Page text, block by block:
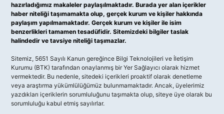
hazırladığımız makaleler paylaşılmaktadır. Burada yer alan içerikler
haber niteliği taşımamakta olup, gerçek kurum ve kişiler hakkında
paylaşım yapılmamaktadır. Gerçek kurum ve kişiler ile isim
benzerlikleri tamamen tesadüfidir. Sitemizdeki bilgiler taslak
halindedir ve tavsiye niteliği taşımazlar.
Sitemiz, 5651 Sayılı Kanun gereğince Bilgi Teknolojileri ve İletişim
Kurumu (BTK) tarafından onaylanmış bir Yer Sağlayıcı olarak hizmet
vermektedir. Bu nedenle, sitedeki içerikleri proaktif olarak denetleme
veya araştırma yükümlülüğümüz bulunmamaktadır. Ancak, üyelerimiz
yazdıkları içeriklerin sorumluluğunu taşımakta olup, siteye üye olarak bu
sorumluluğu kabul etmiş sayılırlar.